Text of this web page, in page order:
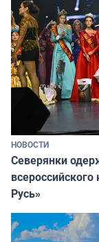
НОВОСТИ
Северянки
Русь»